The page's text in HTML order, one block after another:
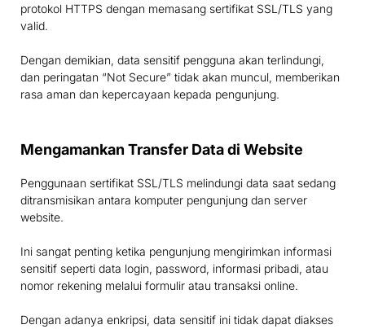
protokol HTTPS dengan memasang sertifikat SSL/TLS yang
valid.
Dengan demikian, data sensitif pengguna akan terlindungi,
dan peringatan “Not Secure” tidak akan muncul, memberikan
rasa aman dan kepercayaan kepada pengunjung.
Mengamankan Transfer Data di Website
Penggunaan sertifikat SSL/TLS melindungi data saat sedang
ditransmisikan antara komputer pengunjung dan server
website.
Ini sangat penting ketika pengunjung mengirimkan informasi
sensitif seperti data login, password, informasi pribadi, atau
nomor rekening melalui formulir atau transaksi online.
Dengan adanya enkripsi, data sensitif ini tidak dapat diakses